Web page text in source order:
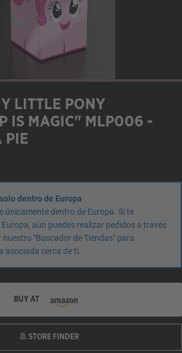
LITTLE PONY
IS MAGIC" MLP006 -
PIE
dentro de Europa
únicamente dentro de Europa. Si te
aún puedes realizar pedidos a través
"Buscador de Tiendas" para
asociada cerca de ti.
BUY AT
STORE FINDER